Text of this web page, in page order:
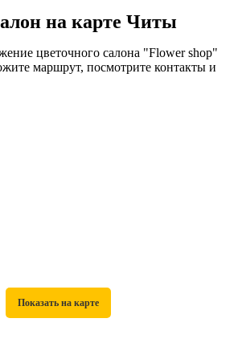
на карте Читы
цветочного салона "Flower shop"
маршрут, посмотрите контакты и